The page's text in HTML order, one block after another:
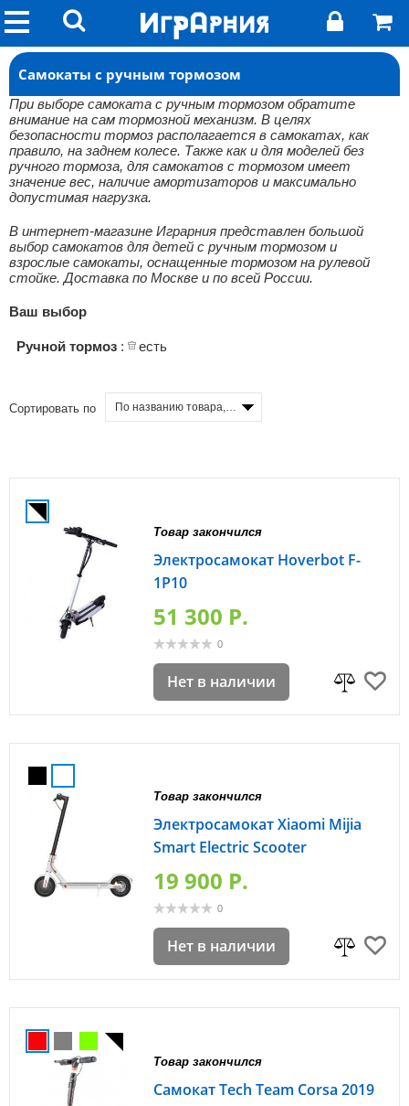
Самокаты с ручным тормозом
При выборе самоката с ручным тормозом обратите
внимание на сам тормозной механизм. В целях
безопасности тормоз располагается в самокатах, как
правило, на заднем колесе. Также как и для моделей без
ручного тормоза, для самокатов с тормозом имеет
значение вес, наличие амортизаторов и максимально
допустимая нагрузка.
В интернет-магазине Играрния представлен большой
выбор самокатов для детей с ручным тормозом и
взрослые самокаты, оснащенные тормозом на рулевой
стойке. Доставка по Москве и по всей России.
Ваш выбор
Ручной тормоз: есть
Сортировать по По названию товара, от А до Я
Товар закончился
Электросамокат Hoverbot F-
1P10
51 300 P.
0
Нет в наличии
Товар закончился
Электросамокат Xiaomi Mijia
Smart Electric Scooter
19 900 P.
0
Нет в наличии
Товар закончился
Самокат Tech Team Corsa 2019